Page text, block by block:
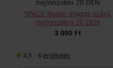
5PACK Nylon magas szárú
nejlonzokni 20 DEN
3 090 Ft
4,5 6 értékelés